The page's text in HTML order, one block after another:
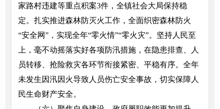
家路村违建等重点积案3件，全镇社会大局保持稳
定。扎实推进森林防灭火工作，全面织密森林防火
“安全网”，实现全年“零火情”“零火灾”。坚持人民至
上，毫不动摇落实好各项防汛措施，在隐患排查、人
员转移、抢险救灾各环节衔接紧密、平稳有序。全年
未发生因汛因火导致人员伤亡安全事故，切实保障人
民生命财产安全。